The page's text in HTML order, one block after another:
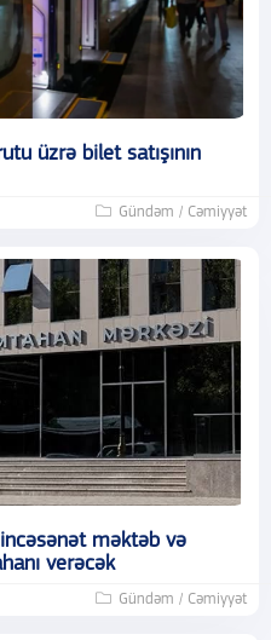
üzrə bilet satışının
Gündəm / Cəmiyyət
məktəb və
verəcək
Gündəm / Cəmiyyət